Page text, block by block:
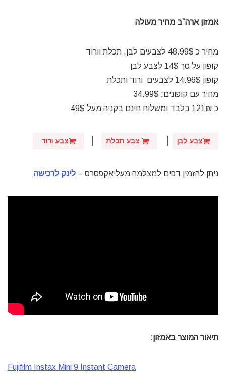
אמזון ארה”ב מחיר מעולה
מחיר כ 48.99$ לצבעים לבן, תכלת וורוד
קופון על סך 14$ לצבע לבן
קופון 14.96$ לצבעים ורוד ותכלת
מחיר עם קופונים: 34.99$
כ 121 ₪ בלבד ומשלוח חינם בקניה מעל 49$
צבע לבן צבע תכלת צבע ורוד
ניתן להזמין דפים למצלמה מעליאקפסרס – לינק לרכישה
תיאור המוצר באמזון:
Fujifilm Instax Mini 9 Instant Camera